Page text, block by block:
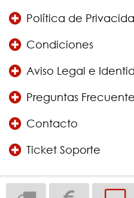
Política de
Condiciones
Aviso Legal e
Preguntas
Contacto
Ticket Soporte